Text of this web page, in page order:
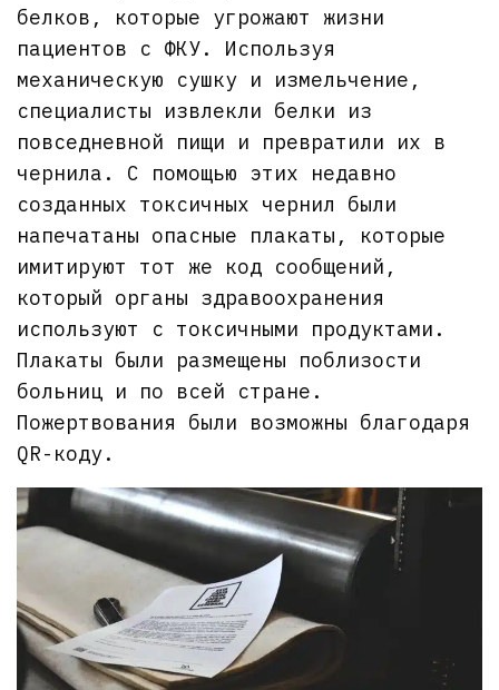
белков, которые угрожают жизни
пациентов с ФКУ. Используя
механическую сушку и измельчение,
специалисты извлекли белки из
повседневной пищи и превратили их в
чернила. С помощью этих недавно
созданных токсичных чернил были
напечатаны опасные плакаты, которые
имитируют тот же код сообщений,
который органы здравоохранения
используют с токсичными продуктами.
Плакаты были размещены поблизости
больниц и по всей стране.
Пожертвования были возможны благодаря
QR-коду.